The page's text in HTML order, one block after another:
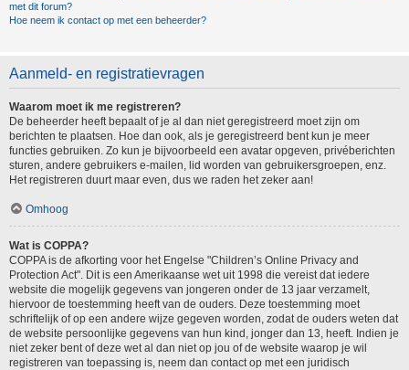
met dit forum?
Hoe neem ik contact op met een beheerder?
Aanmeld- en registratievragen
Waarom moet ik me registreren?
De beheerder heeft bepaalt of je al dan niet geregistreerd moet zijn om
berichten te plaatsen. Hoe dan ook, als je geregistreerd bent kun je meer
functies gebruiken. Zo kun je bijvoorbeeld een avatar opgeven, privéberichten
sturen, andere gebruikers e-mailen, lid worden van gebruikersgroepen, enz.
Het registreren duurt maar even, dus we raden het zeker aan!
Omhoog
Wat is COPPA?
COPPA is de afkorting voor het Engelse "Children’s Online Privacy and
Protection Act". Dit is een Amerikaanse wet uit 1998 die vereist dat iedere
website die mogelijk gegevens van jongeren onder de 13 jaar verzamelt,
hiervoor de toestemming heeft van de ouders. Deze toestemming moet
schriftelijk of op een andere wijze gegeven worden, zodat de ouders weten dat
de website persoonlijke gegevens van hun kind, jonger dan 13, heeft. Indien je
niet zeker bent of deze wet al dan niet op jou of de website waarop je wil
registreren van toepassing is, neem dan contact op met een juridisch